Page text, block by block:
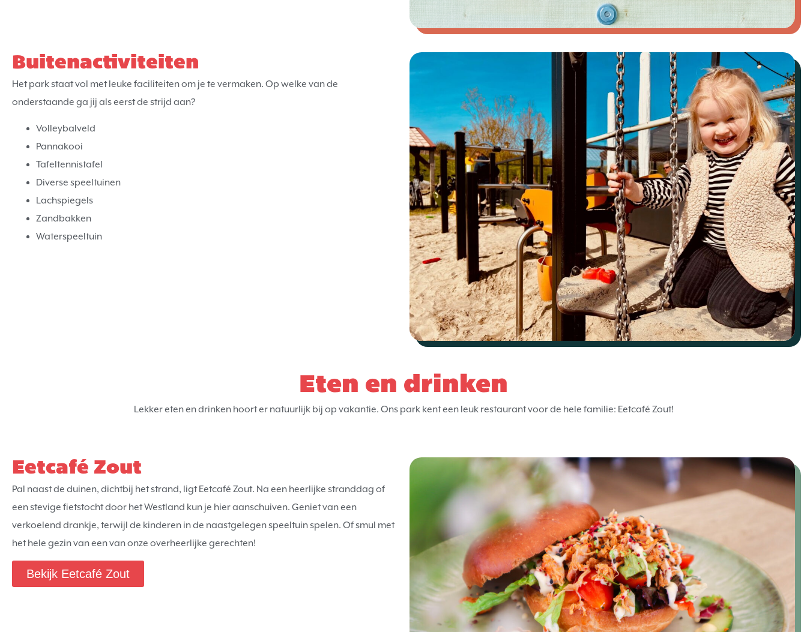
Buitenactiviteiten
Het park staat vol met leuke faciliteiten om je te vermaken. Op welke van de
onderstaande ga jij als eerst de strijd aan?
Volleybalveld
Pannakooi
Tafeltennistafel
Diverse speeltuinen
Lachspiegels
Zandbakken
Waterspeeltuin
Eten en drinken
Lekker eten en drinken hoort er natuurlijk bij op vakantie. Ons park kent een leuk restaurant voor de hele familie: Eetcafé Zout!
Eetcafé Zout
Pal naast de duinen, dichtbij het strand, ligt Eetcafé Zout. Na een heerlijke stranddag of
een stevige fietstocht door het Westland kun je hier aanschuiven. Geniet van een
verkoelend drankje, terwijl de kinderen in de naastgelegen speeltuin spelen. Of smul met
het hele gezin van een van onze overheerlijke gerechten!
Bekijk Eetcafé Zout